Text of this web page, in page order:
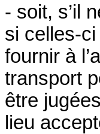
- soit, s’il
si celles-
fournir à
transport
être
lieu